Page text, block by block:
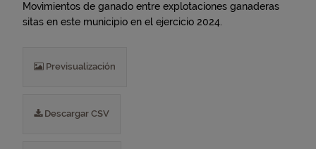
Movimientos de ganado entre explotaciones ganaderas
sitas en este municipio en el ejercicio 2024.
Previsualización
Descargar CSV